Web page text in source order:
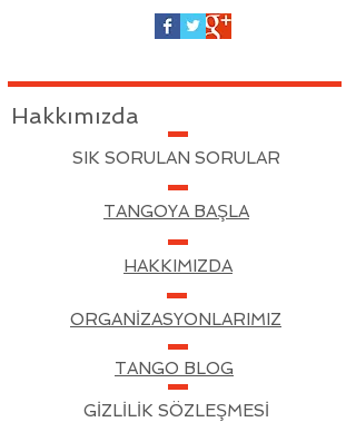
Hakkımızda
SIK SORULAN SORULAR
TANGOYA BAŞLA
HAKKIMIZDA
ORGANİZASYONLARIMIZ
TANGO BLOG
GİZLİLİK SÖZLEŞMESİ